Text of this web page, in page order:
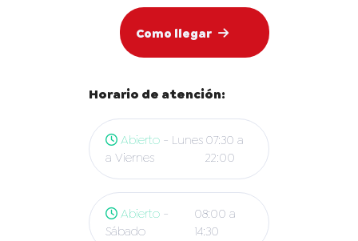
Como llegar
Horario de atención:
Abierto - Lunes
a Viernes
07:30 a
22:00
Abierto -
Sábado
08:00 a
14:30